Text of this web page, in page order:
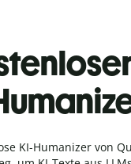
KI-Humanizer von